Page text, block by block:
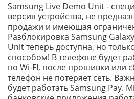
Samsung Live Demo Unit -
версия устройства, не
продажи и имеющая
Разблокировка Samsung
Unit теперь доступна, но
способом! В телефоне будет
по Wi-FI, после прошивки или
телефон не потеряет сеть.
будет работать Samsung Pay.